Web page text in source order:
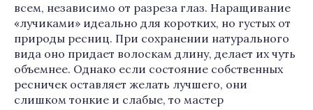
всем, независимо от разреза глаз. Наращивание
«лучиками» идеально для коротких, но густых от
природы ресниц. При сохранении натурального
вида оно придает волоскам длину, делает их чуть
объемнее. Однако если состояние собственных
ресничек оставляет желать лучшего, они
слишком тонкие и слабые, то мастер